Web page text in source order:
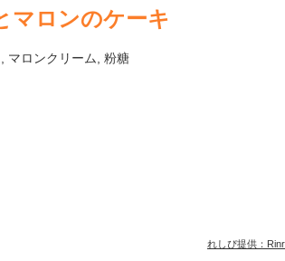
マロンのケーキ
マロンクリーム, 粉糖
れしぴ提供：